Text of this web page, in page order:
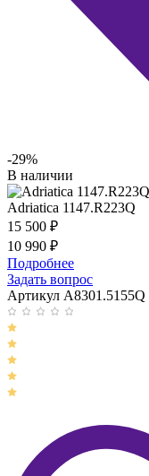
-29%
В наличии
Adriatica 1147.R223Q
15 500 ₽
10 990 ₽
Подробнее
Задать вопрос
Артикул A8301.5155Q